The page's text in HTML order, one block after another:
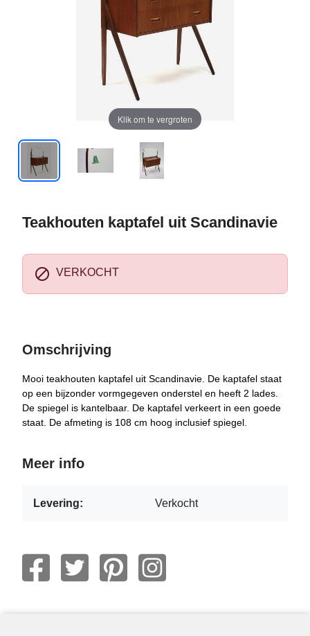
Klik om te vergroten
Teakhouten kaptafel uit Scandinavie
 VERKOCHT
Omschrijving
Mooi teakhouten kaptafel uit Scandinavie. De kaptafel staat
op een bijzonder vormgegeven onderstel en heeft 2 lades.
De spiegel is kantelbaar. De kaptafel verkeert in een goede
staat. De afmeting is 108 cm hoog inclusief spiegel.
Meer info
Levering: Verkocht